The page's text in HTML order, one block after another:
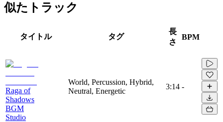
似たトラック
タイトル タグ
長
さ
BPM
Raga of
Shadows
BGM
Studio
World, Percussion, Hybrid,
Neutral, Energetic
3:14 -